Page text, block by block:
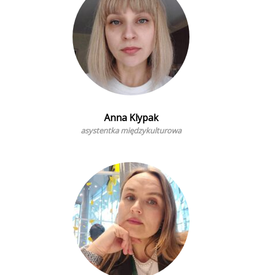
Anna Klypak
asystentka międzykulturowa